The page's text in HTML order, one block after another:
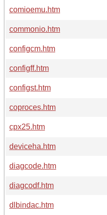
comioemu.htm
commonio.htm
configcm.htm
configff.htm
configst.htm
coproces.htm
cpx25.htm
deviceha.htm
diagcode.htm
diagcodf.htm
dlbindac.htm